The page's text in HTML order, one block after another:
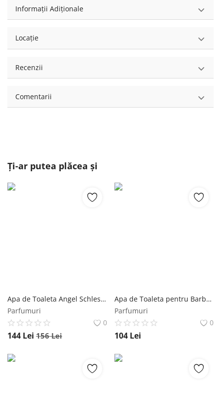
Informații Adiționale
Locație
Recenzii
Comentarii
Ți-ar putea plăcea și
Apa de Toaleta Angel Schlesser Essential For Men, Barbati, 100ml Angel Schlesser
Parfumuri
0
144 Lei 156Lei
Apa de Toaleta pentru Barbati Nike Ultra Blue Camco 100 ml Camco
Parfumuri
0
104 Lei